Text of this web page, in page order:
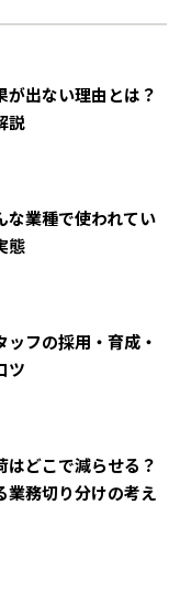
が出ない理由とは？
説
な業種で使われてい
態
フの採用・育成・
ツ
はどこで減らせる？
業務切り分けの考え